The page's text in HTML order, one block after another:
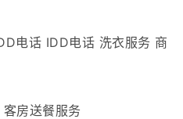
电话 IDD电话 洗衣服务 商
房送餐服务